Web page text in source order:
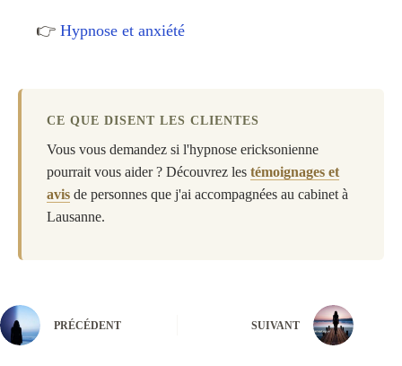
👉 Hypnose et anxiété
CE QUE DISENT LES CLIENTES
Vous vous demandez si l'hypnose ericksonienne
pourrait vous aider ? Découvrez les témoignages et
avis de personnes que j'ai accompagnées au cabinet à
Lausanne.
PRÉCÉDENT SUIVANT